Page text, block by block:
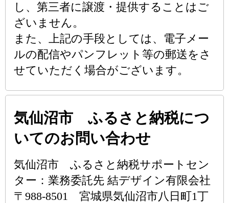
し、第三者に譲渡・提供することはご
ざいません。
また、上記の手段としては、電子メー
ルの配信やパンフレット等の郵送をさ
せていただく場合がございます。
気仙沼市 ふるさと納税につ
いてのお問い合わせ
気仙沼市 ふるさと納税サポートセン
ター：業務委託先 結デザイン有限会社
〒988-8501 宮城県気仙沼市八日町1丁